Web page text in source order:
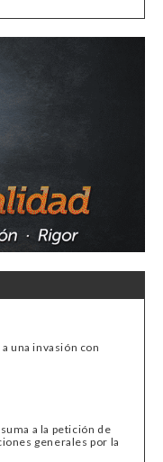
una invasión con
a la petición de
generales por la